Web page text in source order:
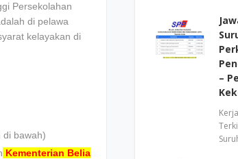
Persekolahan
di pelawa
kelayakan di
di bawah)
Kementerian Belia
–